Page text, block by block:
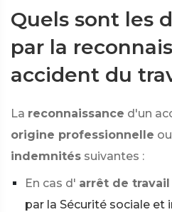
Quels sont les
par la
accident du
La reconnaissance d'un
origine professionnelle
indemnités suivantes :
En cas d' arrêt de travail
par la Sécurité sociale et